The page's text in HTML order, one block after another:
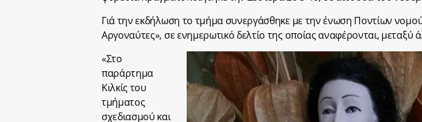
Γιά την εκδήλωση το τμήμα συνεργάσθηκε με την ένωση Ποντίων νομού
Αργοναύτες», σε ενημερωτικό δελτίο της οποίας αναφέρονται, μεταξύ
«Στο
παράρτημα
Κιλκίς του
τμήματος
σχεδιασμού και